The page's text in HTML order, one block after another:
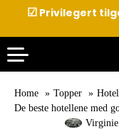
☑ Privilegert
Home Topper
De beste hotellene med